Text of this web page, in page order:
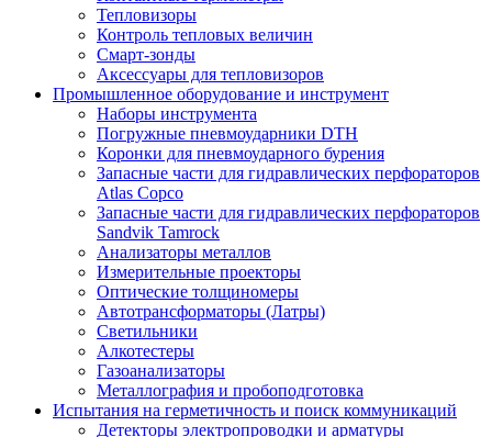
Тепловизоры
Контроль тепловых величин
Смарт-зонды
Аксессуары для тепловизоров
Промышленное оборудование и инструмент
Наборы инструмента
Погружные пневмоударники DTH
Коронки для пневмоударного бурения
Запасные части для гидравлических перфораторов
Atlas Copco
Запасные части для гидравлических перфораторов
Sandvik Tamrock
Анализаторы металлов
Измерительные проекторы
Оптические толщиномеры
Автотрансформаторы (Латры)
Светильники
Алкотестеры
Газоанализаторы
Металлография и пробоподготовка
Испытания на герметичность и поиск коммуникаций
Детекторы электропроводки и арматуры